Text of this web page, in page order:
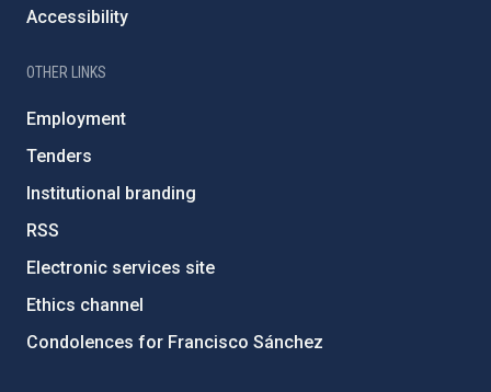
Accessibility
OTHER LINKS
Employment
Tenders
Institutional branding
RSS
Electronic services site
Ethics channel
Condolences for Francisco Sánchez